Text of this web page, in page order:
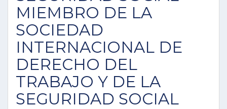
MIEMBRO DE LA
SOCIEDAD
INTERNACIONAL DE
DERECHO DEL
TRABAJO Y DE LA
SEGURIDAD SOCIAL